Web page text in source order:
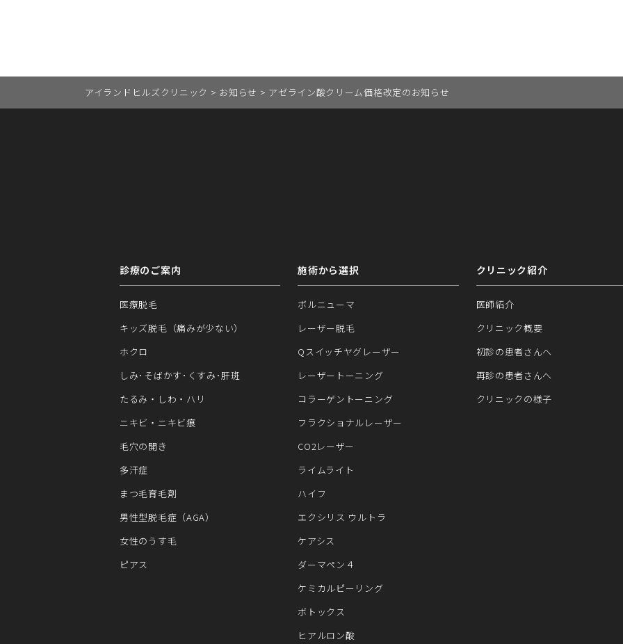
アイランドヒルズクリニック > お知らせ > アゼライン酸クリーム価格改定のお知らせ
診療のご案内
医療脱毛
キッズ脱毛（痛みが少ない）
ホクロ
しみ･そばかす･くすみ･肝斑
たるみ・しわ・ハリ
ニキビ・ニキビ痕
毛穴の開き
多汗症
まつ毛育毛剤
男性型脱毛症（AGA）
女性のうす毛
ピアス
施術から選択
ボルニューマ
レーザー脱毛
Qスイッチヤグレーザー
レーザートーニング
コラーゲントーニング
フラクショナルレーザー
CO2レーザー
ライムライト
ハイフ
エクシリス ウルトラ
ケアシス
ダーマペン４
ケミカルピーリング
ボトックス
ヒアルロン酸
クリニック紹介
医師紹介
クリニック概要
初診の患者さんへ
再診の患者さんへ
クリニックの様子